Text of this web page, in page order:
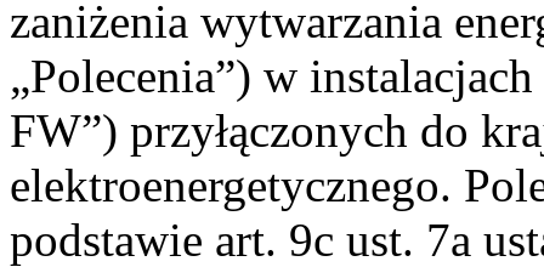
zaniżenia wytwarzania
„Polecenia”) w
FW”) przyłączonych do
elektroenergetycznego.
podstawie art. 9c ust. 7a